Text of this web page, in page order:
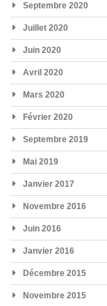
Septembre 2020
Juillet 2020
Juin 2020
Avril 2020
Mars 2020
Février 2020
Septembre 2019
Mai 2019
Janvier 2017
Novembre 2016
Juin 2016
Janvier 2016
Décembre 2015
Novembre 2015